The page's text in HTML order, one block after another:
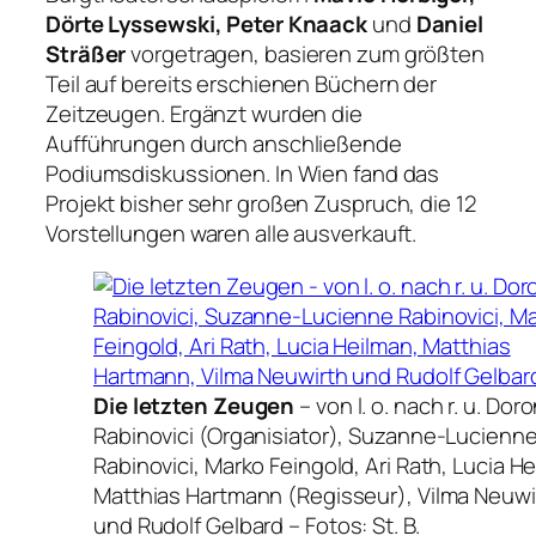
Dörte Lyssewski, Peter Knaackund Daniel
Sträßervorgetragen, basieren zum größten
Teil auf bereits erschienen Büchern der
Zeitzeugen. Ergänzt wurden die
Aufführungen durch anschließende
Podiumsdiskussionen. In Wien fand das
Projekt bisher sehr großen Zuspruch, die 12
Vorstellungen waren alle ausverkauft.
Die letzten Zeugen – von l. o. nach r. u.
Rabinovici (Organisiator), Suzanne-
Rabinovici, Marko Feingold, Ari Rath, Lucia
Matthias Hartmann (Regisseur), Vilma
und Rudolf Gelbard – Fotos: St. B.